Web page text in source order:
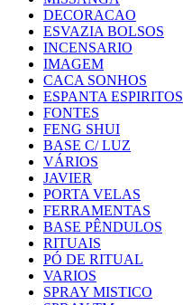
DECORACAO
ESVAZIA BOLSOS
INCENSARIO
IMAGEM
CACA SONHOS
ESPANTA ESPIRITOS
FONTES
FENG SHUI
BASE C/ LUZ
VÁRIOS
JAVIER
PORTA VELAS
FERRAMENTAS
BASE PÊNDULOS
RITUAIS
PÓ DE RITUAL
VARIOS
SPRAY MISTICO